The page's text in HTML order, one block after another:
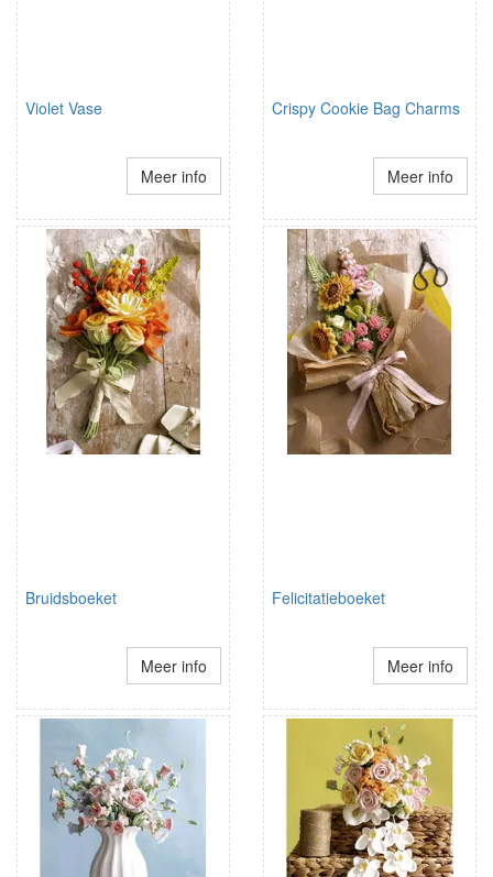
Violet Vase
Meer info
Crispy Cookie Bag Charms
Meer info
Bruidsboeket
Meer info
Felicitatieboeket
Meer info